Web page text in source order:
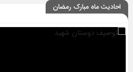
احادیث ماه مبارک رمضان